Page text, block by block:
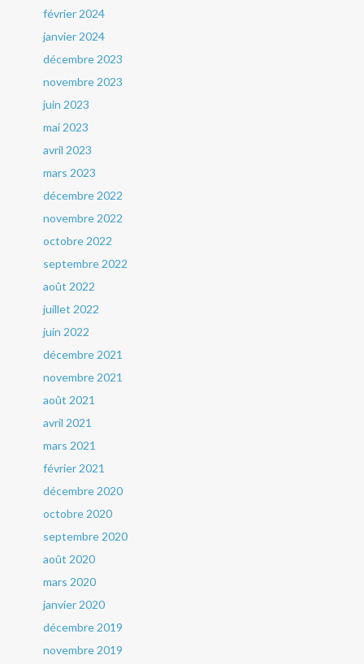
février 2024
janvier 2024
décembre 2023
novembre 2023
juin 2023
mai 2023
avril 2023
mars 2023
décembre 2022
novembre 2022
octobre 2022
septembre 2022
août 2022
juillet 2022
juin 2022
décembre 2021
novembre 2021
août 2021
avril 2021
mars 2021
février 2021
décembre 2020
octobre 2020
septembre 2020
août 2020
mars 2020
janvier 2020
décembre 2019
novembre 2019